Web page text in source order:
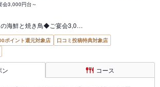
会3,000円台～
の海鮮と焼き鳥◆ご宴会3,0…
ポイント還元対象店
口コミ投稿特典対象店
ン コース